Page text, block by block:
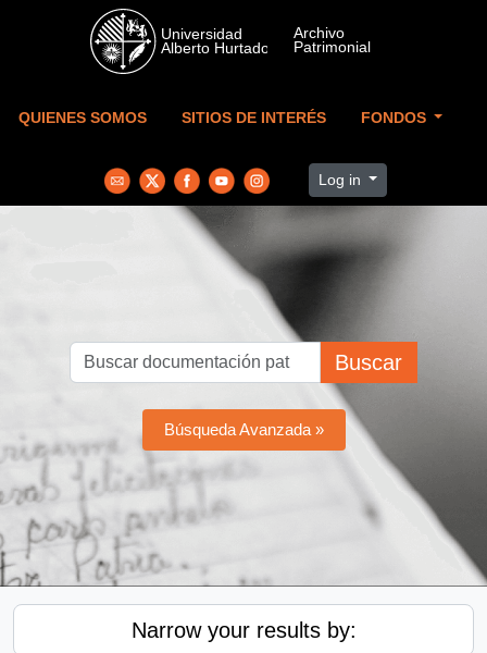
Skip to main content
QUIENES SOMOS SITIOS DE INTERÉS FONDOS
Log in
Buscar
Búsqueda Avanzada »
Narrow your results by: